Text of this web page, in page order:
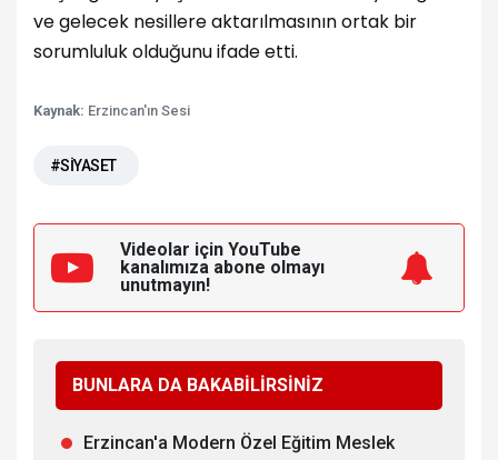
ve gelecek nesillere aktarılmasının ortak bir
sorumluluk olduğunu ifade etti.
Kaynak: Erzincan'ın Sesi
#SİYASET
Videolar için YouTube
kanalımıza abone olmayı
unutmayın!
BUNLARA DA BAKABİLİRSİNİZ
Erzincan'a Modern Özel Eğitim Meslek